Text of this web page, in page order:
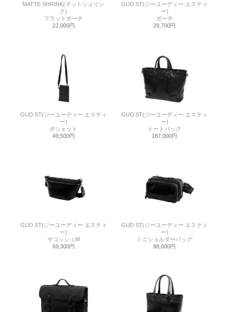
MATTE SHRINK(マットシュリン
ク)
フラットポーチ
22,000円
GUD ST(ジーユーディー エスティ
ー)
ポーチ
29,700円
GUD ST(ジーユーディー エスティ
ー)
ポシェット
49,500円
GUD ST(ジーユーディー エスティ
ー)
トートバッグ
187,000円
GUD ST(ジーユーディー エスティ
ー)
サコッシュM
69,300円
GUD ST(ジーユーディー エスティ
ー)
ミニショルダーバッグ
88,000円